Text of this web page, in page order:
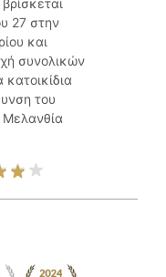
27 στην
και
συνολικών
του
Μελανθία